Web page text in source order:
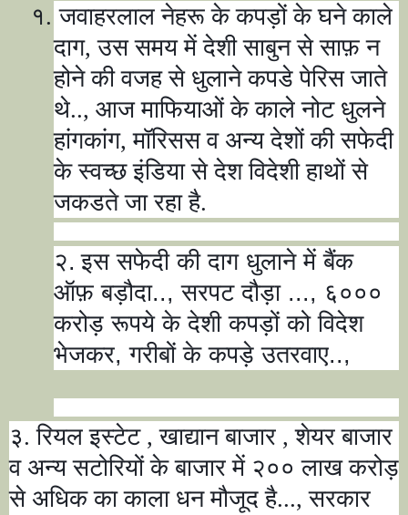
१. जवाहरलाल नेहरू के कपड़ों के घने काले
दाग,उस समय में देशी साबुन से साफ़ न
होने की वजह से धुलाने कपडे पेरिस जाते
थे.., आज माफियाओं के काले नोट धुलने
हांगकांग,मॉरिसस व अन्य देशों की सफेदी
के स्वच्छ इंडिया से देश विदेशी हाथों से
जकडते जा रहा है.
२. इस सफेदी की दाग धुलाने में बैंक
ऑफ़ बड़ौदा..,सरपट दौड़ा ..., ६०००
करोड़ रूपये के देशी कपड़ों को विदेश
भेजकर,गरीबों के कपड़े उतरवाए..,
३. रियल इस्टेट ,खाद्यान बाजार ,शेयर बाजार
व अन्य सटोरियों के बाजार में २०० लाख करोड़
से अधिक का काला धन मौजूद है...,सरकार